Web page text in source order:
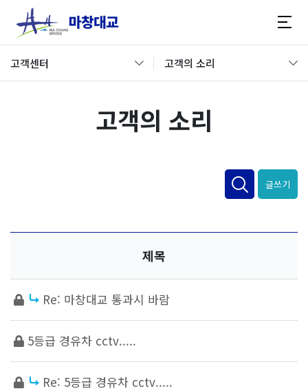
고객센터 고객의 소리
고객의 소리
글쓰기
제목
Re: 마창대교 통과시 바람
5등급 경유차 cctv.....
Re: 5등급 경유차 cctv.....